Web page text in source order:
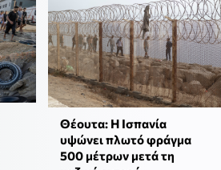
Θέουτα: Η Ισπανία
υψώνει πλωτό φράγμα
500 μέτρων μετά τη